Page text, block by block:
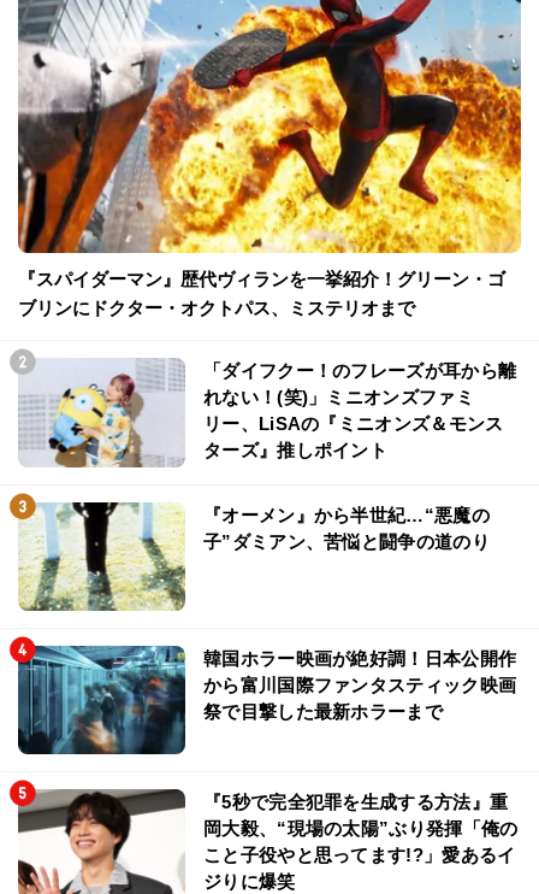
『スパイダーマン』歴代ヴィランを一挙紹介！グリーン・ゴ
ブリンにドクター・オクトパス、ミステリオまで
「ダイフクー！のフレーズが耳から離
れない！(笑)」ミニオンズファミ
リー、LiSAの『ミニオンズ＆モンス
ターズ』推しポイント
『オーメン』から半世紀…“悪魔の
子”ダミアン、苦悩と闘争の道のり
韓国ホラー映画が絶好調！日本公開作
から富川国際ファンタスティック映画
祭で目撃した最新ホラーまで
『5秒で完全犯罪を生成する方法』重
岡大毅、“現場の太陽”ぶり発揮「俺の
こと子役やと思ってます!?」愛あるイ
ジりに爆笑